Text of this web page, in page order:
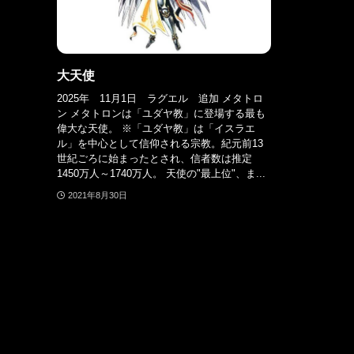
大天使
2025年 11月1日 ラグエル 追加 メタトロ
ン メタトロンは「ユダヤ教」に登場する最も
偉大な天使。 ※「ユダヤ教」は「イスラエ
ル」を中心として信仰される宗教。紀元前13
世紀ごろに始まったとされ、信者数は推定
1450万人～1740万人。 天使の"最上位"、ま...
2021年8月30日